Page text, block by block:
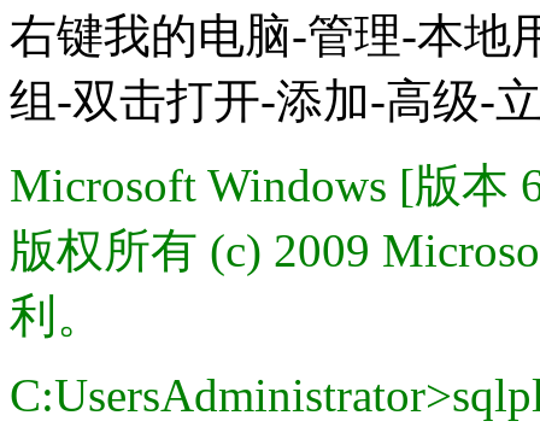
右键我的电脑-管理-本地
组-双击打开-添加-高级-
Microsoft Windows [版本
版权所有 (c) 2009
利。